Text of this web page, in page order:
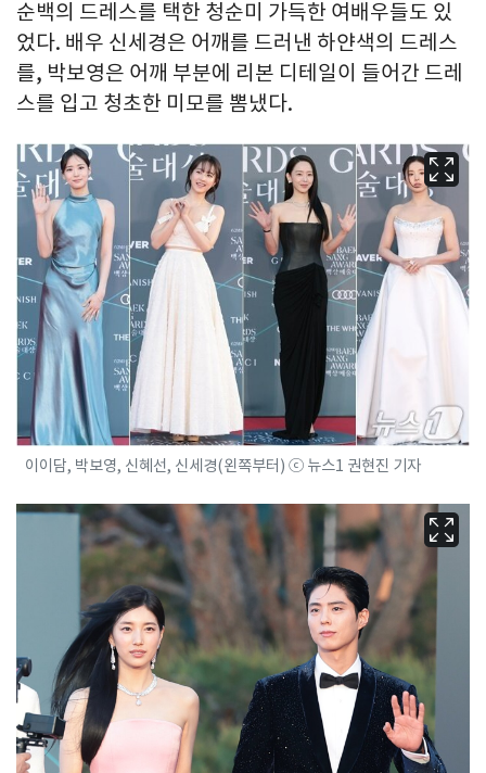
순백의 드레스를 택한 청순미 가득한 여배우들도 있
었다. 배우 신세경은 어깨를 드러낸 하얀색의 드레스
를, 박보영은 어깨 부분에 리본 디테일이 들어간 드레
스를 입고 청초한 미모를 뽐냈다.
이이담, 박보영, 신혜선, 신세경(왼쪽부터) ⓒ 뉴스1 권현진 기자